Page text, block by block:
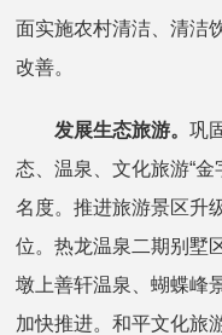
面实施农村清洁、清洁
改善。
发展生态旅游。巩
态、温泉、文化旅游“金
名度。推进旅游景区升
位。热龙温泉二期别墅
墩上善轩温泉、蝴蝶峰
加快推进。和平文化旅